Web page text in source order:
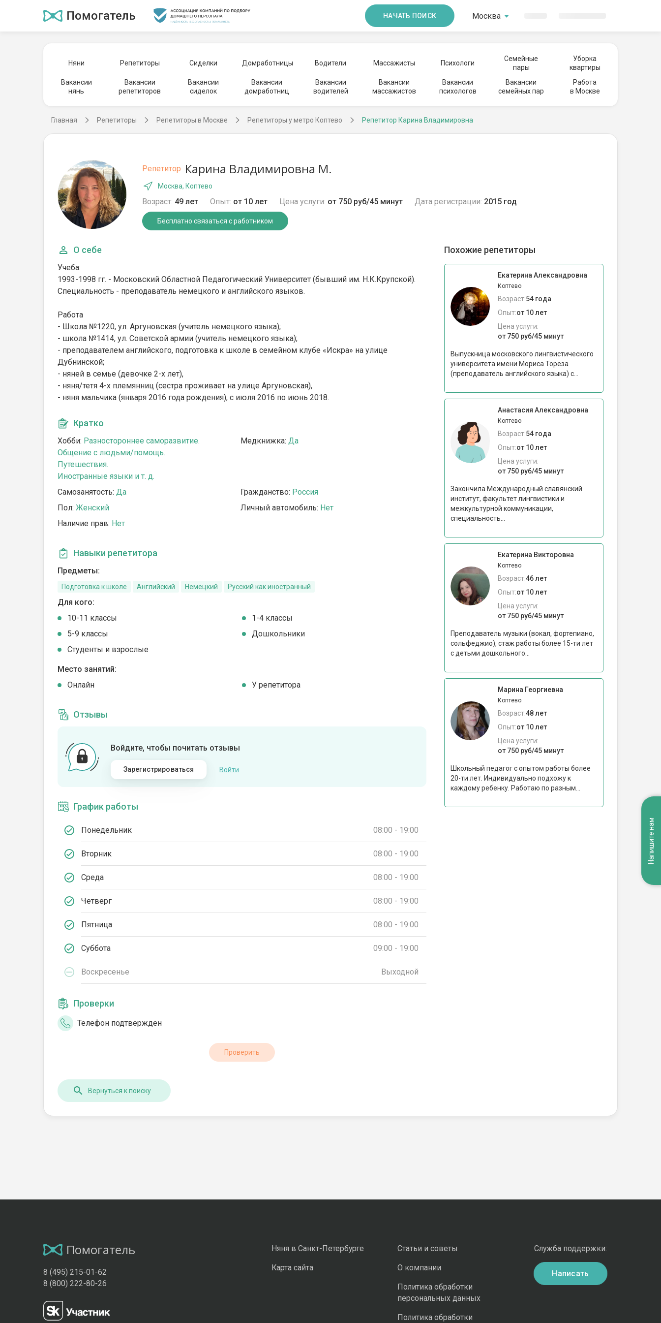
Помогатель НАЧАТЬ ПОИСК Москва
Няни Репетиторы Сиделки Домработницы Водители Массажисты Психологи
Семейные
пары
Уборка
квартиры
Вакансии
нянь
Вакансии
репетиторов
Вакансии
сиделок
Вакансии
домработниц
Вакансии
водителей
Вакансии
массажистов
Вакансии
психологов
Вакансии
семейных пар
Работа
в Москве
Главная Репетиторы Репетиторы в Москве Репетиторы у метро Коптево Репетитор Карина Владимировна
Репетитор Карина Владимировна М.
Москва, Коптево
Возраст: 49 лет Опыт: от 10 лет Цена услуги: от 750 руб/45 минут Дата регистрации: 2015 год
Бесплатно связаться с работником
О себе
Учеба:
1993-1998 гг. - Московский Областной Педагогический Университет (бывший им. Н.К.Крупской).
Специальность - преподаватель немецкого и английского языков.
Работа
- Школа №1220, ул. Аргуновская (учитель немецкого языка);
- школа №1414, ул. Советской армии (учитель немецкого языка);
- преподавателем английского, подготовка к школе в семейном клубе «Искра» на улице
Дубнинской;
- няней в семье (девочке 2-х лет),
- няня/тетя 4-х племянниц (сестра проживает на улице Аргуновская),
- няня мальчика (января 2016 года рождения), с июля 2016 по июнь 2018.
Кратко
Хобби: Разностороннее саморазвитие.
Общение с людьми/помощь.
Путешествия.
Иностранные языки и т. д.
Медкнижка: Да
Самозанятость: Да Гражданство: Россия
Пол: Женский Личный автомобиль: Нет
Наличие прав: Нет
Навыки репетитора
Предметы:
Подготовка к школе Английский Немецкий Русский как иностранный
Для кого:
10-11 классы
1-4 классы
5-9 классы
Дошкольники
Студенты и взрослые
Место занятий:
Онлайн
У репетитора
Отзывы
Войдите, чтобы почитать отзывы
Зарегистрироваться Войти
График работы
Понедельник 08:00 - 19:00
Вторник 08:00 - 19:00
Среда 08:00 - 19:00
Четверг 08:00 - 19:00
Пятница 08:00 - 19:00
Суббота 09:00 - 19:00
Воскресенье Выходной
Проверки
Телефон подтвержден
Проверить
Похожие репетиторы
Екатерина Александровна
Коптево
Возраст:54 года
Опыт:от 10 лет
Цена услуги:
от 750 руб/45 минут
Выпускница московского лингвистического
университета имени Мориса Тореза
(преподаватель английского языка) с...
Анастасия Александровна
Коптево
Возраст:54 года
Опыт:от 10 лет
Цена услуги:
от 750 руб/45 минут
Закончила Международный славянский
институт, факультет лингвистики и
межкультурной коммуникации,
специальность...
Екатерина Викторовна
Коптево
Возраст:46 лет
Опыт:от 10 лет
Цена услуги:
от 750 руб/45 минут
Преподаватель музыки (вокал, фортепиано,
сольфеджио), стаж работы более 15-ти лет
с детьми дошкольного...
Марина Георгиевна
Коптево
Возраст:48 лет
Опыт:от 10 лет
Цена услуги:
от 750 руб/45 минут
Школьный педагог с опытом работы более
20-ти лет. Индивидуально подхожу к
каждому ребенку. Работаю по разным...
Вернуться к поиску
Помогатель
8 (495) 215-01-62
8 (800) 222-80-26
Няня в Санкт-Петербурге
Карта сайта
Статьи и советы
О компании
Политика обработки
персональных данных
Политика обработки
Служба поддержки:
Написать
Напишите нам